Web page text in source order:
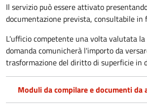
Il servizio può essere attivato
documentazione prevista, consultabile in
L'ufficio competente una volta valutata la
domanda comunicherà l'importo da
trasformazione del diritto di superficie in
Moduli da compilare e documenti da